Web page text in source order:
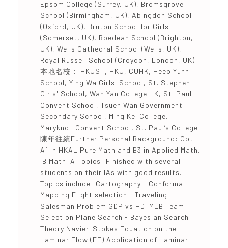
Epsom College (Surrey, UK), Bromsgrove
School (Birmingham, UK), Abingdon School
(Oxford, UK), Bruton School for Girls
(Somerset, UK), Roedean School (Brighton,
UK), Wells Cathedral School (Wells, UK),
Royal Russell School (Croydon, London, UK)
本地名校： HKUST, HKU, CUHK, Heep Yunn
School, Ying Wa Girls' School, St. Stephen
Girls' School, Wah Yan College HK, St. Paul
Convent School, Tsuen Wan Government
Secondary School, Ming Kei College,
Maryknoll Convent School, St. Paul’s College
陳年往績Further Personal Background: Got
A1 in HKAL Pure Math and B3 in Applied Math.
IB Math IA Topics: Finished with several
students on their IAs with good results.
Topics include: Cartography - Conformal
Mapping Flight selection - Traveling
Salesman Problem GDP vs HDI MLB Team
Selection Plane Search - Bayesian Search
Theory Navier-Stokes Equation on the
Laminar Flow (EE) Application of Laminar